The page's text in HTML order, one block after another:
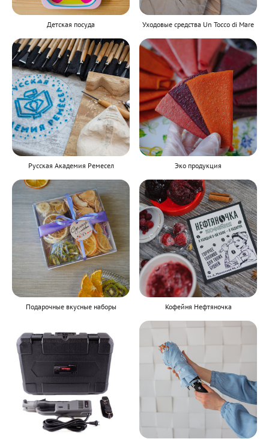
Детская посуда Уходовые средства Un Tocco di Mare
Русская Академия Ремесел Эко продукция
Подарочные вкусные наборы Кофейня Нефтяночка